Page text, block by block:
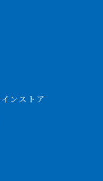
ンストア